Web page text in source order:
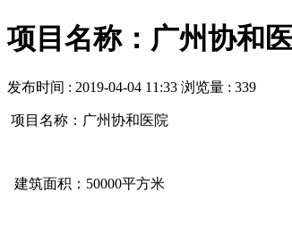
项目名称：广州协和
发布时间 : 2019-04-04 11:33 浏览量 : 339
项目名称：广州协和医院
建筑面积：50000平方米